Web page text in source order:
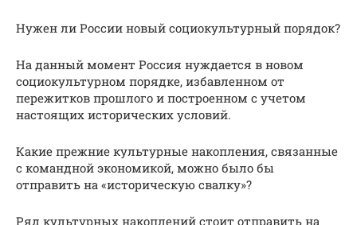
Нужен ли России новый социокультурный порядок?
На данный момент Россия нуждается в новом
социокультурном порядке, избавленном от
пережитков прошлого и построенном с учетом
настоящих исторических условий.
Какие прежние культурные накопления, связанные
с командной экономикой, можно было бы
отправить на «историческую свалку»?
Ряд культурных накоплений стоит отправить на